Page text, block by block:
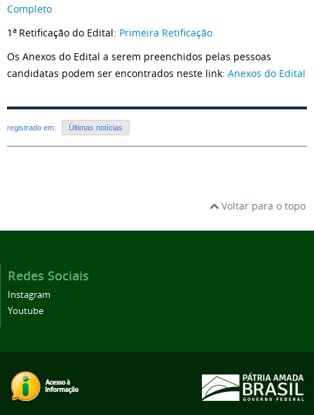
Completo
1 a Retificação do Edital: Primeira Retificação
Os Anexos do Edital a serem preenchidos pelas pessoas
candidatas podem ser encontrados neste link: Anexos do Edital
registrado em: Últimas notícias
Voltar para o topo
Redes Sociais
Instagram
Youtube